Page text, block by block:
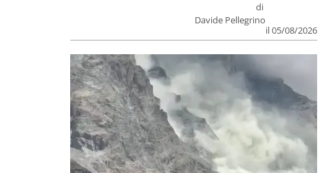
di
Davide Pellegrino
il 05/08/2026